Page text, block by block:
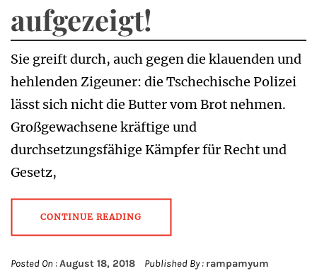
aufgezeigt!
Sie greift durch, auch gegen die klauenden und
hehlenden Zigeuner: die Tschechische Polizei
lässt sich nicht die Butter vom Brot nehmen.
Großgewachsene kräftige und
durchsetzungsfähige Kämpfer für Recht und
Gesetz,
CONTINUE READING
Posted On :August 18, 2018 Published By : rampamyum